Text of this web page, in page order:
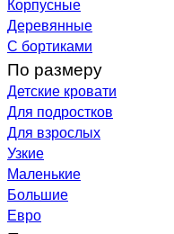
Деревянные
С бортиками
По размеру
Детские кровати
Для подростков
Для взрослых
Узкие
Маленькие
Большие
Евро